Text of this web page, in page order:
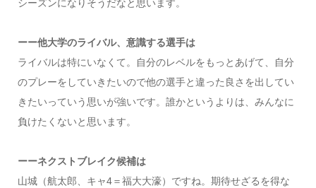
シーズンになりそうだなと思います。
ーー他大学のライバル、意識する選手は
ライバルは特にいなくて。自分のレベルをもっとあげて、自分
のプレーをしていきたいので他の選手と違った良さを出してい
きたいっていう思いが強いです。誰かというよりは、みんなに
負けたくないと思います。
ーーネクストブレイク候補は
山城（航太郎、キャ4＝福大大濠）ですね。期待せざるを得な